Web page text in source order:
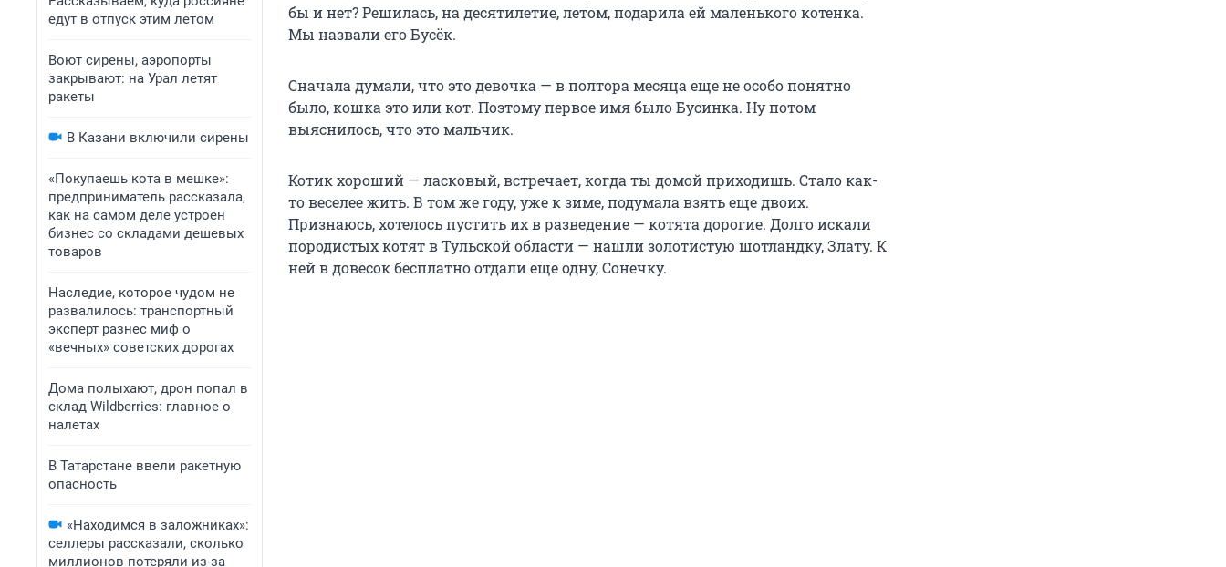
едут в отпуск этим летом
Воют сирены, аэропорты
закрывают: на Урал летят
ракеты
В Казани включили сирены
«Покупаешь кота в мешке»:
предприниматель рассказала,
как на самом деле устроен
бизнес со складами дешевых
товаров
Наследие, которое чудом не
развалилось: транспортный
эксперт разнес миф о
«вечных» советских дорогах
Дома полыхают, дрон попал в
склад Wildberries: главное о
налетах
В Татарстане ввели ракетную
опасность
«Находимся в заложниках»:
селлеры рассказали, сколько
миллионов потеряли из-за
бы и нет? Решилась, на десятилетие, летом, подарила ей маленького котенка.
Мы назвали его Бусёк.
Сначала думали, что это девочка — в полтора месяца еще не особо понятно
было, кошка это или кот. Поэтому первое имя было Бусинка. Ну потом
выяснилось, что это мальчик.
Котик хороший — ласковый, встречает, когда ты домой приходишь. Стало как-
то веселее жить. В том же году, уже к зиме, подумала взять еще двоих.
Признаюсь, хотелось пустить их в разведение — котята дорогие. Долго искали
породистых котят в Тульской области — нашли золотистую шотландку, Злату. К
ней в довесок бесплатно отдали еще одну, Сонечку.